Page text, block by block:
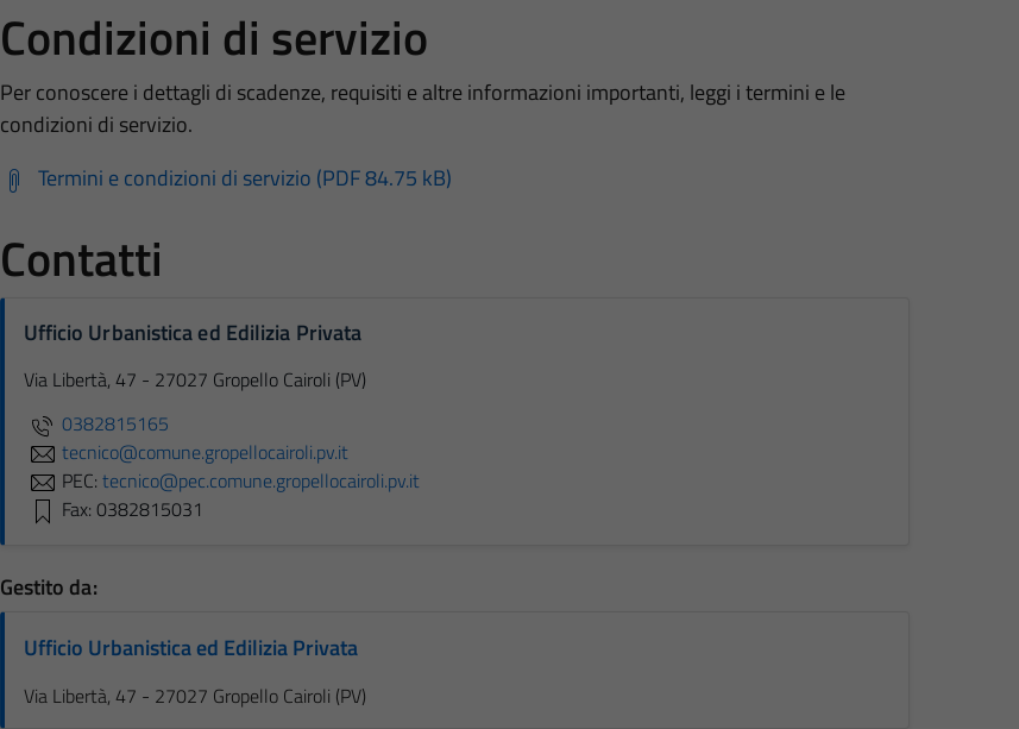
Condizioni di servizio
Per conoscere i dettagli di scadenze, requisiti e altre informazioni importanti, leggi i termini e le
condizioni di servizio.
Termini e condizioni di servizio (PDF 84.75 kB)
Contatti
Ufficio Urbanistica ed Edilizia Privata
Via Libertà, 47 - 27027 Gropello Cairoli (PV)
0382815165
tecnico@comune.gropellocairoli.pv.it
PEC: tecnico@pec.comune.gropellocairoli.pv.it
Fax: 0382815031
Gestito da:
Ufficio Urbanistica ed Edilizia Privata
Via Libertà, 47 - 27027 Gropello Cairoli (PV)